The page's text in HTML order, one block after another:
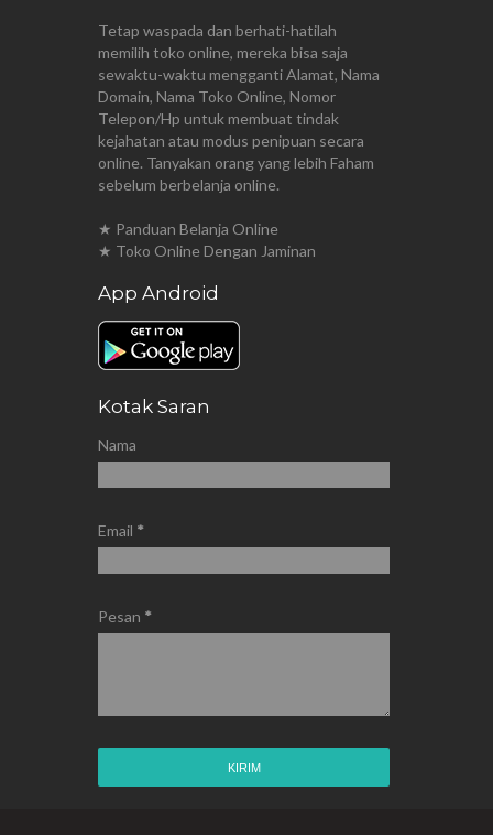
Tetap waspada dan berhati-hatilah
memilih toko online, mereka bisa saja
sewaktu-waktu mengganti Alamat, Nama
Domain, Nama Toko Online, Nomor
Telepon/Hp untuk membuat tindak
kejahatan atau modus penipuan secara
online. Tanyakan orang yang lebih Faham
sebelum berbelanja online.
★ Panduan Belanja Online
★ Toko Online Dengan Jaminan
App Android
Kotak Saran
Nama
Email *
Pesan *